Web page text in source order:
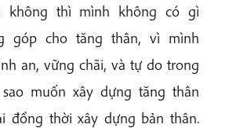
không thì mình không có gì
góp cho tăng thân, vì mình
an, vững chãi, và tự do trong
muốn xây dựng tăng thân
đồng thời xây dựng bản thân.